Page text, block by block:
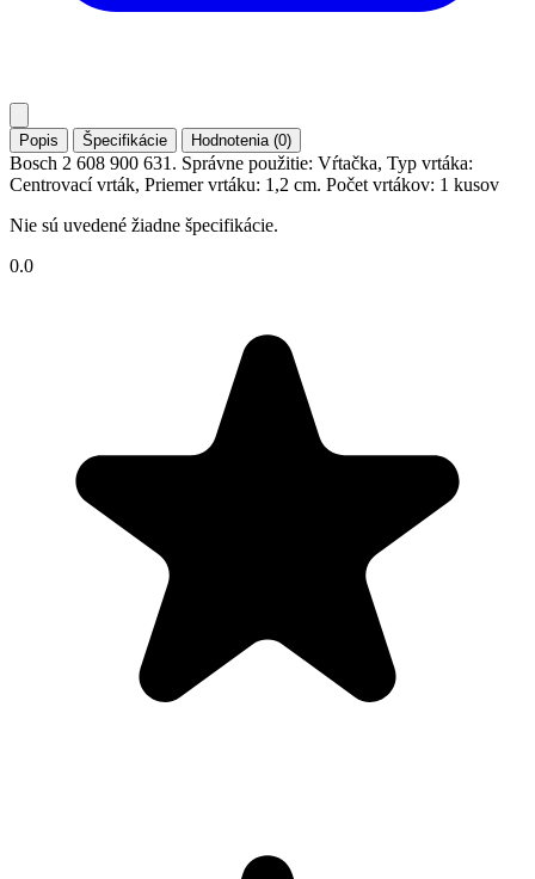
Popis Špecifikácie Hodnotenia (0)
Bosch 2 608 900 631. Správne použitie: Vŕtačka, Typ vrtáka:
Centrovací vrták, Priemer vrtáku: 1,2 cm. Počet vrtákov: 1 kusov
Nie sú uvedené žiadne špecifikácie.
0.0